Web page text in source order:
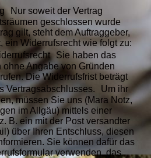
Nur soweit der Vertrag
geschlossen wurde
gilt, steht dem Auftraggeber,
ein Widerrufsrecht wie folgt zu:
Sie haben das
Angabe von Gründen
Die Widerrufsfrist beträgt
Vertragsabschlusses. Um ihr
müssen Sie uns (Mara Notz,
im Allgäu) mittels einer
B. ein mit der Post versandter
über Ihren Entschluss, diesen
Sie können dafür das
verwenden, das